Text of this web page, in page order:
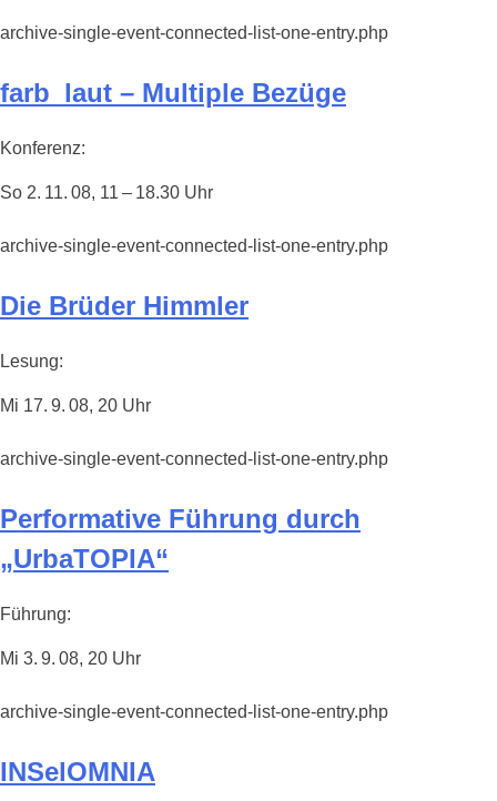
archive-single-event-connected-list-one-entry.php
farb_laut – Multiple Bezüge
Konferenz:
So 2. 11. 08, 11 – 18.30 Uhr
archive-single-event-connected-list-one-entry.php
Die Brüder Himmler
Lesung:
Mi 17. 9. 08, 20 Uhr
archive-single-event-connected-list-one-entry.php
Performative Führung durch
„UrbaTOPIA“
Führung:
Mi 3. 9. 08, 20 Uhr
archive-single-event-connected-list-one-entry.php
INSelOMNIA